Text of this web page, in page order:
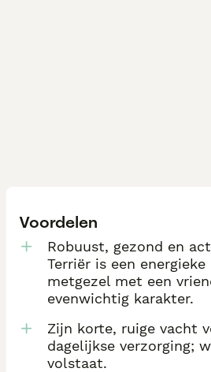
Voordelen
Robuust, gezond en
Terriër is een energieke
metgezel met een
evenwichtig karakter.
Zijn korte, ruige vacht
dagelijkse verzorging;
volstaat.